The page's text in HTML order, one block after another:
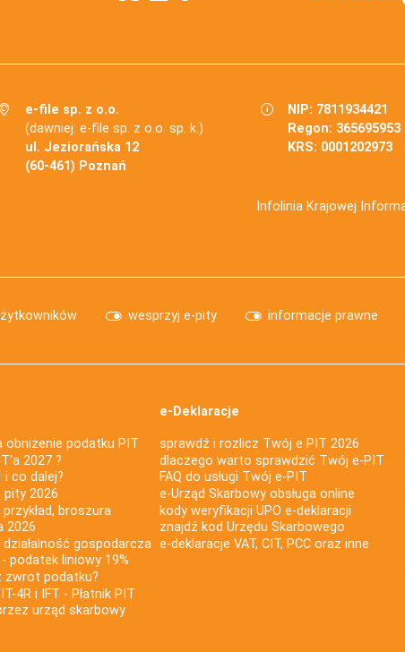
e-file sp. z o.o.
(dawniej: e-file sp. z o.o. sp. k.)
ul. Jeziorańska 12
(60-461) Poznań
NIP: 7811934421
Regon: 365695953
KRS: 0001202973
Infolinia Krajowej
wesprzyj e-pity informacje prawne
obniżenie podatku PIT
2027 ?
i co dalej?
pity 2026
broszura
2026
działalność gospodarcza
podatek liniowy 19%
zwrot podatku?
4R i IFT - Płatnik PIT
urząd skarbowy
e-Deklaracje
sprawdź i rozlicz Twój e PIT 2026
dlaczego warto sprawdzić Twój e-PIT
FAQ do usługi Twój e-PIT
e-Urząd Skarbowy obsługa online
kody weryfikacji UPO e-deklaracji
znajdź kod Urzędu Skarbowego
e-deklaracje VAT, CIT, PCC oraz inne